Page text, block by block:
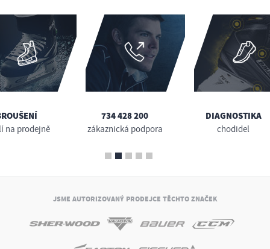
na prodejně
734 428 200
zákaznická podpora
DIAGNOSTIKA
chodidel
JSME AUTORIZOVANÝ PRODEJCE TĚCHTO ZNAČEK